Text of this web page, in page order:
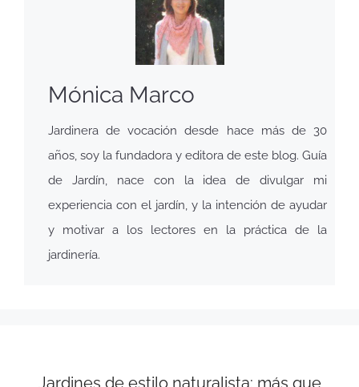
Mónica Marco
Jardinera de vocación desde hace más de 30
años, soy la fundadora y editora de este blog. Guía
de Jardín, nace con la idea de divulgar mi
experiencia con el jardín, y la intención de ayudar
y motivar a los lectores en la práctica de la
jardinería.